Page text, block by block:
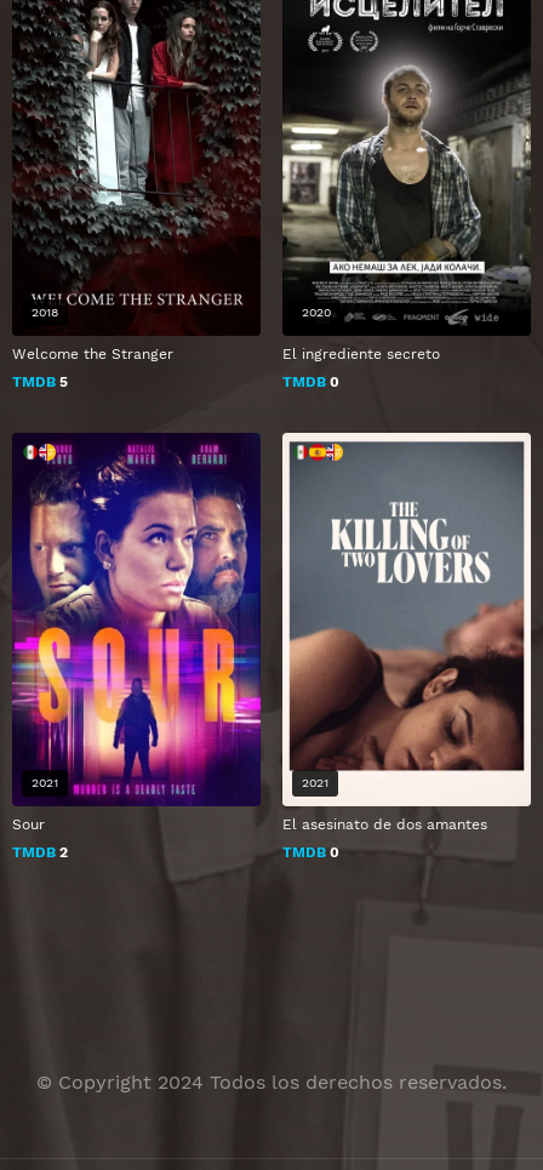
Welcome the Stranger
TMDB 5
2018
El ingrediente secreto
TMDB 0
2020
Sour
TMDB 2
2021
El asesinato de dos amantes
TMDB0
2021
© Copyright 2024 Todos los derechos reservados.